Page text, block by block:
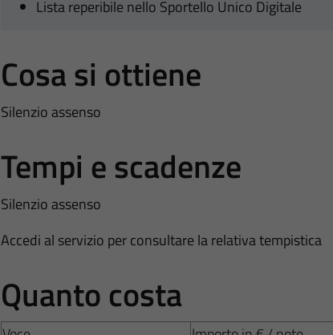
Lista reperibile nello Sportello Unico Digitale
Cosa si ottiene
Silenzio assenso
Tempi e scadenze
Silenzio assenso
Accedi al servizio per consultare la relativa tempistica
Quanto costa